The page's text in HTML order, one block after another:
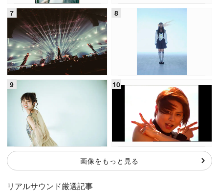
画像をもっと見る
リアルサウンド厳選記事